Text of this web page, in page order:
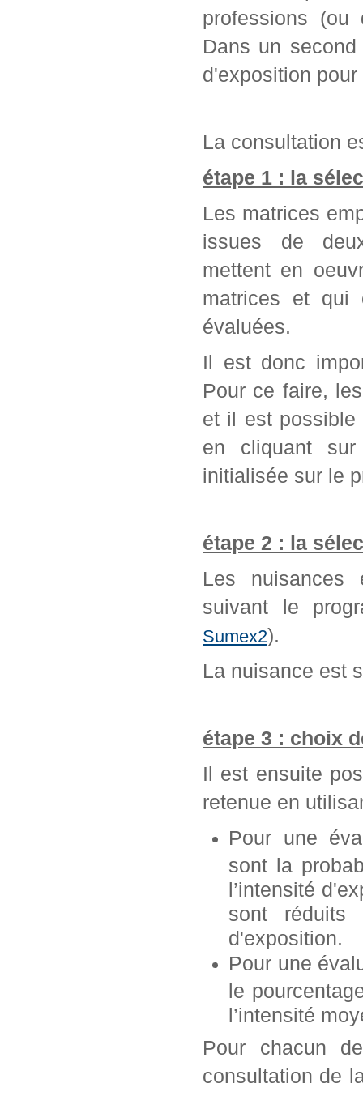
professions (ou
Dans un
d'exposition
La consultation
étape 1 : la
Les matrices
issues de
mettent en
matrices et qui
évaluées.
Il est donc
Pour ce faire,
et il est possible
en cliquant
initialisée sur le
étape 2 : la
Les nuisances
suivant le
Sumex2).
La nuisance est
étape 3 : choix
Il est ensuite
retenue en
Pour une
sont la
l’intensité
sont réduits
d'exposition.
Pour une
le
l’intensité
Pour chacun
consultation de